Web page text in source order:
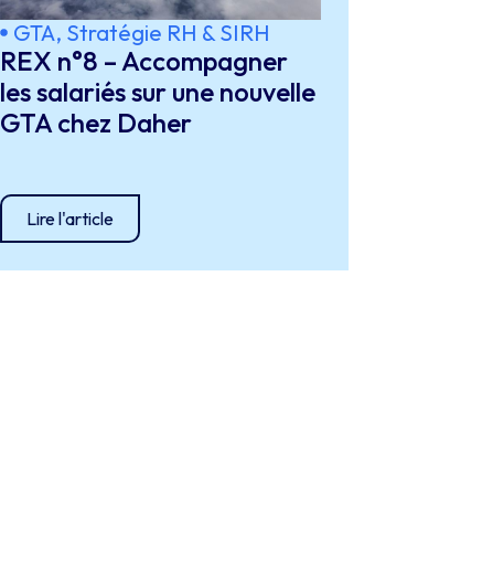
GTA, Stratégie RH & SIRH
REX n°8 – Accompagner
les salariés sur une nouvelle
GTA chez Daher
Lire l'article